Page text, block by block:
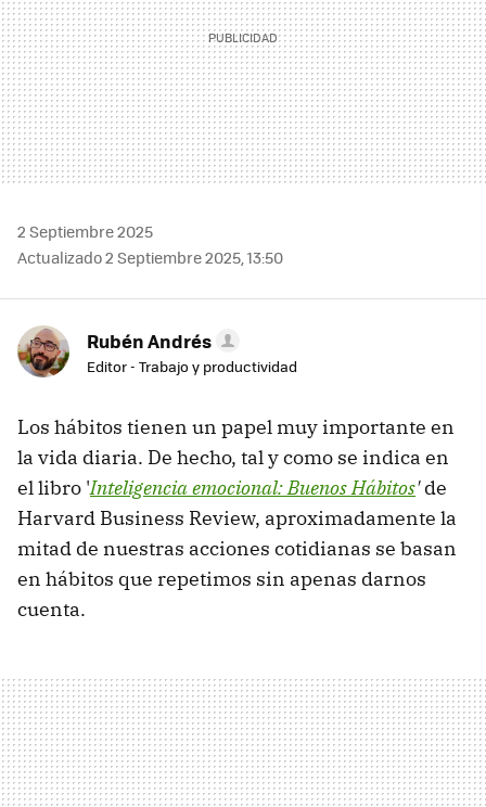
2 Septiembre 2025
Actualizado 2 Septiembre 2025, 13:50
Rubén Andrés
Editor - Trabajo y productividad
Los hábitos tienen un papel muy importante en
la vida diaria. De hecho, tal y como se indica en
el libro 'Inteligencia emocional: Buenos Hábitos'de
Harvard Business Review, aproximadamente la
mitad de nuestras acciones cotidianas se basan
en hábitos que repetimos sin apenas darnos
cuenta.